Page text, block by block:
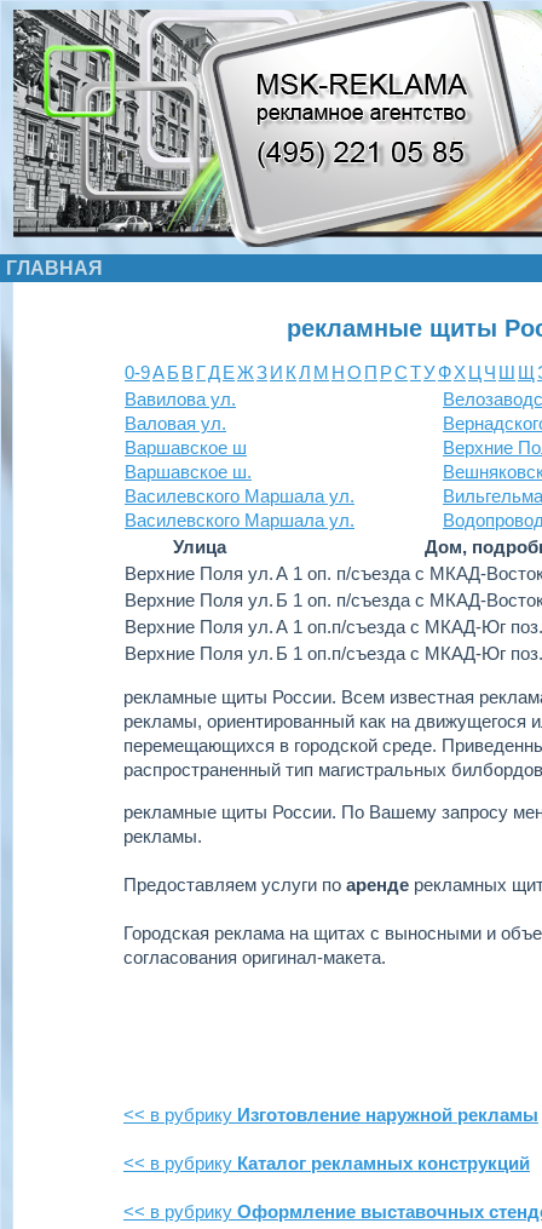
ГЛАВНАЯ
рекламные щиты
0-9АБ ВГДЕЖЗИ КЛ М НО П РСТУФХ Ц Ч Ш Щ
Вавилова ул.
Валовая ул.
Варшавское ш
Варшавское ш.
Василевского Маршала ул.
Василевского Маршала ул.
Верхние
Улица
Дом,
Верхние Поля ул.А 1 оп. п/съезда с МКАД-
Верхние Поля ул. Б 1 оп. п/съезда с МКАД-
Верхние Поля ул.А 1 оп.п/съезда с МКАД-Юг
Верхние Поля ул. Б 1 оп.п/съезда с МКАД-Юг
рекламные щиты России. Всем известная
рекламы, ориентированный как на движущегося
перемещающихся в городской среде.
распространенный тип магистральных
рекламные щиты России. По Вашему запросу
рекламы.
Предоставляем услуги по аренде рекламных
Городская реклама на щитах с выносными и
согласования оригинал-макета.
<< в рубрику Изготовление наружной рекламы
<< в рубрику Каталог рекламных конструкций
<< в рубрику Оформление выставочных